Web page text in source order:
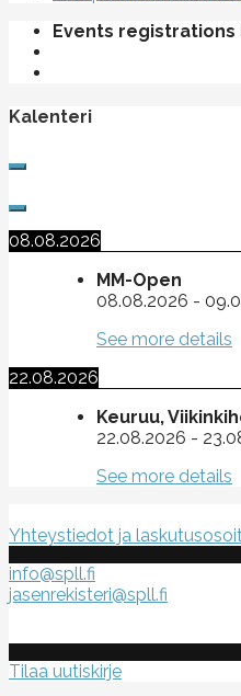
Events registrations
Kalenteri
08.08.2026
MM-Open
08.08.2026 -
See more details
22.08.2026
Keuruu,
22.08.2026 -
See more details
Yhteystiedot ja
info@spll.fi
jasenrekisteri@spll.fi
Tilaa uutiskirje